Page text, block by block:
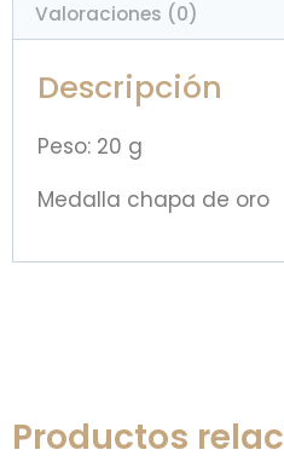
Valoraciones (0)
Descripción
Peso: 20 g
Medalla chapa de oro
Productos